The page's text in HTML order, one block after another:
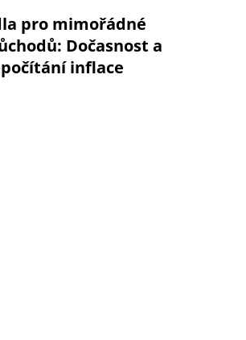
pro mimořádné
Dočasnost a
inflace